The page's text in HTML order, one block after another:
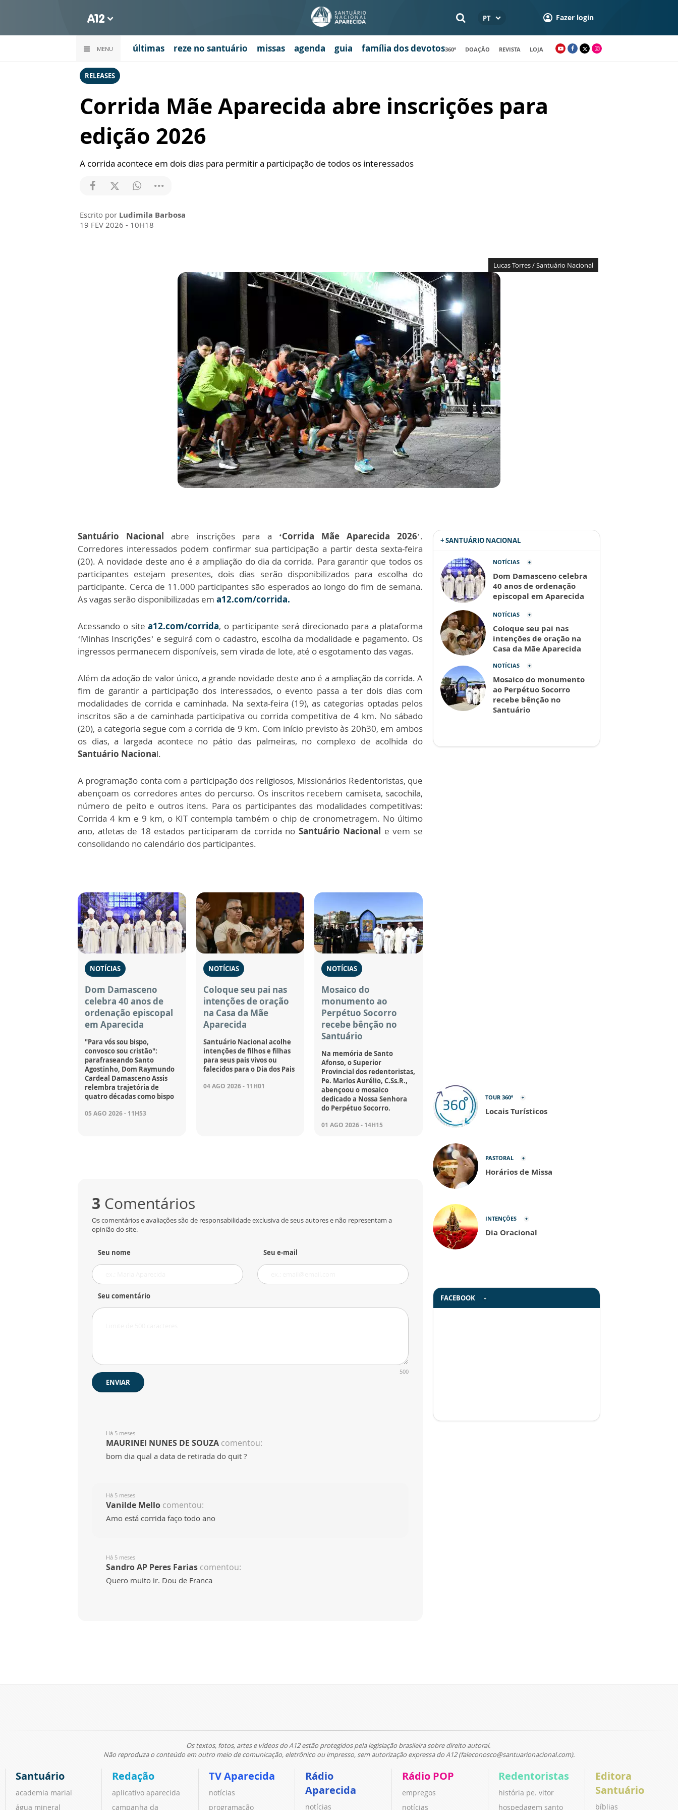
PT Fazer login
MENU últimas reze no santuário missas agenda guia família dos devotos360º DOAÇÃO REVISTA LOJA
RELEASES
Corrida Mãe Aparecida abre inscrições para
edição 2026
A corrida acontece em dois dias para permitir a participação de todos os interessados
Escrito por Ludimila Barbosa
19 FEV 2026 - 10H18
Lucas Torres / Santuário Nacional
Santuário Nacional abre inscrições para a ‘Corrida Mãe Aparecida 2026’.
Corredores interessados podem confirmar sua participação a partir desta sexta-feira
(20). A novidade deste ano é a ampliação do dia da corrida. Para garantir que todos os
participantes estejam presentes, dois dias serão disponibilizados para escolha do
participante. Cerca de 11.000 participantes são esperados ao longo do fim de semana.
As vagas serão disponibilizadas em a12.com/corrida.
Acessando o sitea12.com/corrida, o participante será direcionado para a plataforma
‘Minhas Inscrições’ e seguirá com o cadastro, escolha da modalidade e pagamento. Os
ingressos permanecem disponíveis, sem virada de lote, até o esgotamento das vagas.
Além da adoção de valor único, a grande novidade deste ano é a ampliação da corrida. A
fim de garantir a participação dos interessados, o evento passa a ter dois dias com
modalidades de corrida e caminhada. Na sexta-feira (19), as categorias optadas pelos
inscritos são a de caminhada participativa ou corrida competitiva de 4 km. No sábado
(20), a categoria segue com a corrida de 9 km. Com início previsto às 20h30, em ambos
os dias, a largada acontece no pátio das palmeiras, no complexo de acolhida do
Santuário Nacional.
A programação conta com a participação dos religiosos, Missionários Redentoristas, que
abençoam os corredores antes do percurso. Os inscritos recebem camiseta, sacochila,
número de peito e outros itens. Para os participantes das modalidades competitivas:
Corrida 4 km e 9 km, o KIT contempla também o chip de cronometragem. No último
ano, atletas de 18 estados participaram da corrida no Santuário Nacional e vem se
consolidando no calendário dos participantes.
NOTÍCIAS
Dom Damasceno
celebra 40 anos de
ordenação episcopal
em Aparecida
"Para vós sou bispo,
convosco sou cristão":
parafraseando Santo
Agostinho, Dom Raymundo
Cardeal Damasceno Assis
relembra trajetória de
quatro décadas como bispo
05 AGO 2026 - 11H53
NOTÍCIAS
Coloque seu pai nas
intenções de oração
na Casa da Mãe
Aparecida
Santuário Nacional acolhe
intenções de filhos e filhas
para seus pais vivos ou
falecidos para o Dia dos Pais
04 AGO 2026 - 11H01
NOTÍCIAS
Mosaico do
monumento ao
Perpétuo Socorro
recebe bênção no
Santuário
Na memória de Santo
Afonso, o Superior
Provincial dos redentoristas,
Pe. Marlos Aurélio, C.Ss.R.,
abençoou o mosaico
dedicado a Nossa Senhora
do Perpétuo Socorro.
01 AGO 2026 - 14H15
3 Comentários
Os comentários e avaliações são de responsabilidade exclusiva de seus autores e não representam a
opinião do site.
Seu nome Seu e-mail
Seu comentário
500
ENVIAR
Há 5 meses
MAURINEI NUNES DE SOUZA comentou:
bom dia qual a data de retirada do quit ?
Há 5 meses
Vanilde Mello comentou:
Amo está corrida faço todo ano
Há 5 meses
Sandro AP Peres Farias comentou:
Quero muito ir. Dou de Franca
+ SANTUÁRIO NACIONAL
NOTÍCIAS
Dom Damasceno celebra
40 anos de ordenação
episcopal em Aparecida
NOTÍCIAS
Coloque seu pai nas
intenções de oração na
Casa da Mãe Aparecida
NOTÍCIAS
Mosaico do monumento
ao Perpétuo Socorro
recebe bênção no
Santuário
TOUR 360º
Locais Turísticos
PASTORAL
Horários de Missa
INTENÇÕES
Dia Oracional
FACEBOOK
Os textos, fotos, artes e vídeos do A12 estão protegidos pela legislação brasileira sobre direito autoral.
Não reproduza o conteúdo em outro meio de comunicação, eletrônico ou impresso, sem autorização expressa do A12 (faleconosco@santuarionacional.com).
Santuário
academia marial
água mineral
Redação
aplicativo aparecida
campanha da
TV Aparecida
notícias
programação
Rádio
Aparecida
notícias
Rádio POP
empregos
notícias
Redentoristas
história pe. vitor
hospedagem santo
Editora
Santuário
bíblias